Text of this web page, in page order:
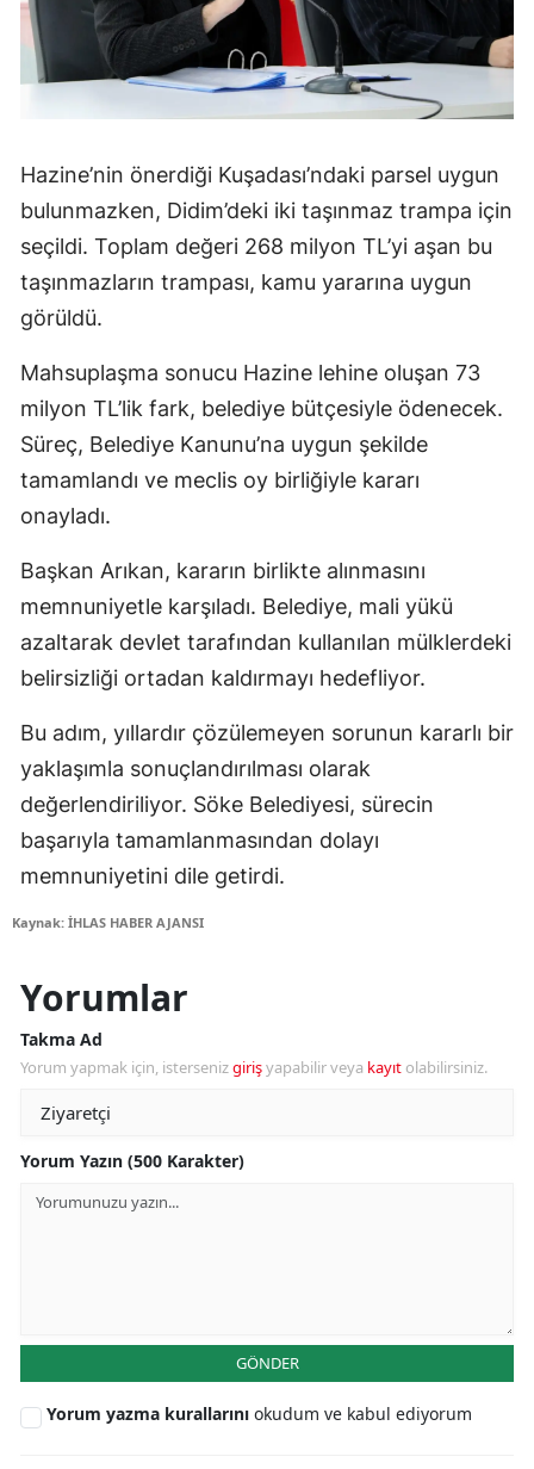
Hazine’nin önerdiği Kuşadası’ndaki parsel uygun
bulunmazken, Didim’deki iki taşınmaz trampa için
seçildi. Toplam değeri 268 milyon TL’yi aşan bu
taşınmazların trampası, kamu yararına uygun
görüldü.
Mahsuplaşma sonucu Hazine lehine oluşan 73
milyon TL’lik fark, belediye bütçesiyle ödenecek.
Süreç, Belediye Kanunu’na uygun şekilde
tamamlandı ve meclis oy birliğiyle kararı
onayladı.
Başkan Arıkan, kararın birlikte alınmasını
memnuniyetle karşıladı. Belediye, mali yükü
azaltarak devlet tarafından kullanılan mülklerdeki
belirsizliği ortadan kaldırmayı hedefliyor.
Bu adım, yıllardır çözülemeyen sorunun kararlı bir
yaklaşımla sonuçlandırılması olarak
değerlendiriliyor. Söke Belediyesi, sürecin
başarıyla tamamlanmasından dolayı
memnuniyetini dile getirdi.
Kaynak: İHLAS HABER AJANSI
Yorumlar
Takma Ad
Yorum yapmak için, istersenizgirişyapabilir veya kayıt olabilirsiniz.
Yorum Yazın (500 Karakter)
GÖNDER
Yorum yazma kurallarını okudum ve kabul ediyorum